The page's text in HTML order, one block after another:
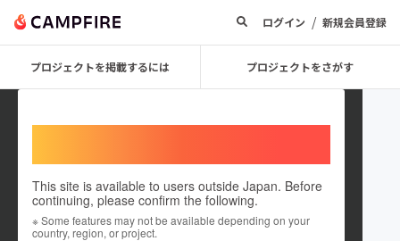
ログイン / 新規会員登録
プロジェクトを掲載するには プロジェクトをさがす
This site is available to users outside Japan. Before
continuing, please confirm the following.
※ Some features may not be available depending on your
country, region, or project.
drmaayalabo